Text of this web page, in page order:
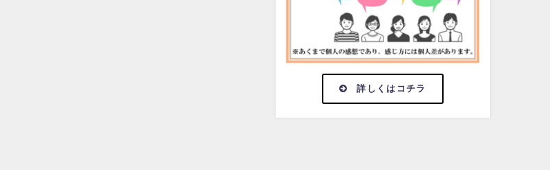
詳しくはコチラ